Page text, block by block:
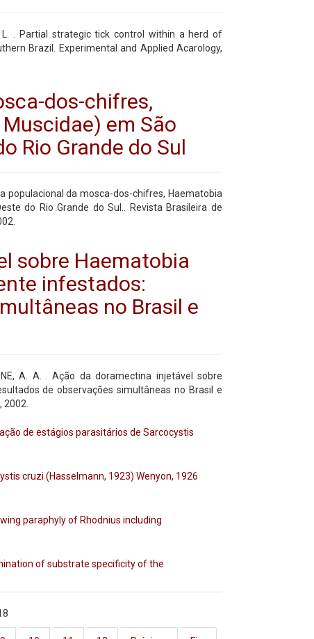
L. . Partial strategic tick control within a herd of
Brazil. Experimental and Applied Acarology,
dos-chifres,
em São
Rio Grande do Sul
populacional da mosca-dos-chifres, Haematobia
do Rio Grande do Sul.. Revista Brasileira de
sobre Haematobia
infestados:
no Brasil e
A. A. . Ação da doramectina injetável sobre
de observações simultâneas no Brasil e
2002.
de estágios parasitários de Sarcocystis
cruzi (Hasselmann, 1923) Wenyon, 1926
paraphyly of Rhodnius including
of substrate specificity of the